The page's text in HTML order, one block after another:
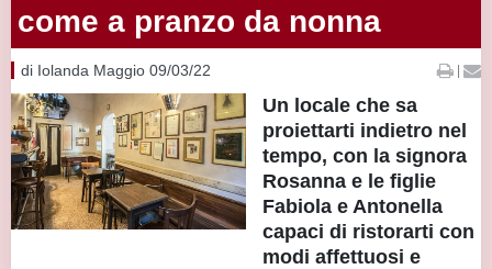
come a pranzo da nonna
di Iolanda Maggio 09/03/22 |
Un locale che sa
proiettarti indietro nel
tempo, con la signora
Rosanna e le figlie
Fabiola e Antonella
capaci di ristorarti con
modi affettuosi e